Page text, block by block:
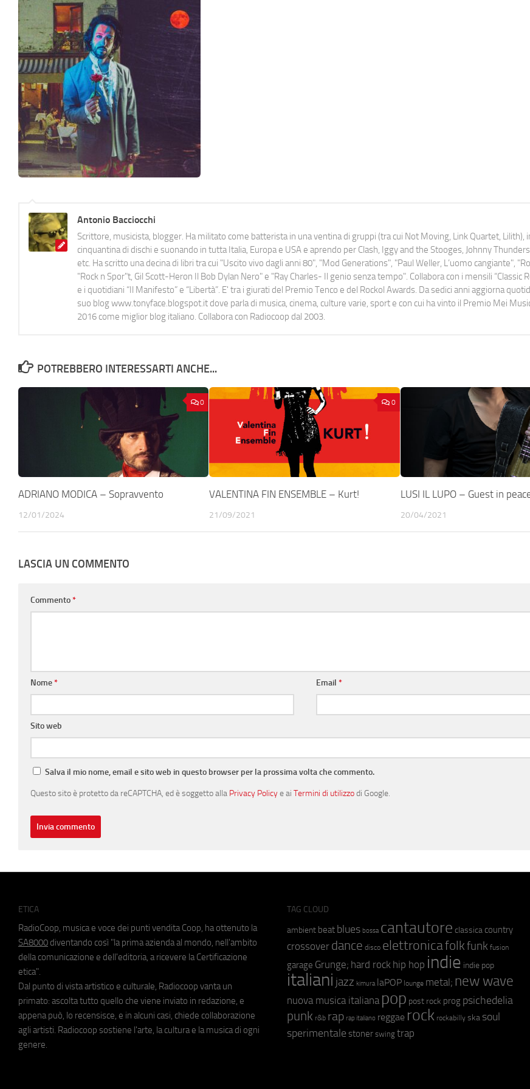
Antonio Bacciocchi
Scrittore, musicista, blogger. Ha militato come batterista in una ventina di gruppi (tra cui Not Moving, Link Quartet, Lilith),
cinquantina di dischi e suonando in tutta Italia, Europa e USA e aprendo per Clash, Iggy and the Stooges, Johnny
etc. Ha scritto una decina di libri tra cui "Uscito vivo dagli anni 80", "Mod Generations", "Paul Weller, L’uomo cangiante",
"Rock n Spor"t, Gil Scott-Heron Il Bob Dylan Nero" e "Ray Charles- Il genio senza tempo". Collabora con i mensili “Classic
e i quotidiani “Il Manifesto” e “Libertà”. E' tra i giurati del Premio Tenco e del Rockol Awards. Da sedici anni aggiorna
suo blog www.tonyface.blogspot.it dove parla di musica, cinema, culture varie, sport e con cui ha vinto il Premio Mei
2016 come miglior blog italiano. Collabora con Radiocoop dal 2003.
POTREBBERO INTERESSARTI ANCHE...
0
ADRIANO MODICA – Sopravvento
12/01/2024
0
VALENTINA FIN ENSEMBLE – Kurt!
21/09/2021
LUSI IL LUPO – Guest in
20/04/2021
LASCIA UN COMMENTO
Commento*
Nome* Email*
Sito web
Salva il mio nome, email e sito web in questo browser per la prossima volta che commento.
Questo sito è protetto da reCAPTCHA, ed è soggetto alla Privacy Policye ai Termini di utilizzodi Google.
ETICA
RadioCoop, musica e voce dei punti vendita Coop, ha ottenuto la
SA8000 diventando così "la prima azienda al mondo, nell'ambito
della comunicazione e dell'editoria, a ricevere la Certificazione
etica".
Dal punto di vista artistico e culturale, Radiocoop vanta un
primato: ascolta tutto quello che viene inviato in redazione, e
appena può, lo recensisce, e in alcuni casi, chiede collaborazione
agli artisti. Radiocoop sostiene l'arte, la cultura e la musica di ogni
genere.
TAG CLOUD
ambient beat blues bossa cantautore classica country
crossover dance disco elettronicafolkfunk fusion
garage Grunge; hard rock hip hop indie indie pop
italiani jazz kimura laPOP lounge metal; new wave
nuova musica italiana pop post rock prog psichedelia
punk r&b rap rap italiano reggae rock rockabilly ska soul
sperimentale stoner swing trap